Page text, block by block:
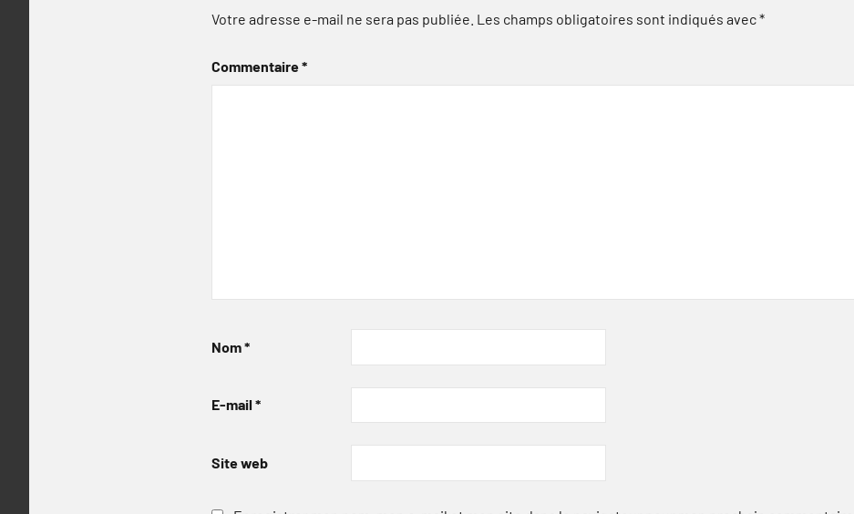
Votre adresse e-mail ne sera pas publiée. Les champs obligatoires sont indiqués avec*
Commentaire*
Nom*
E-mail *
Site web